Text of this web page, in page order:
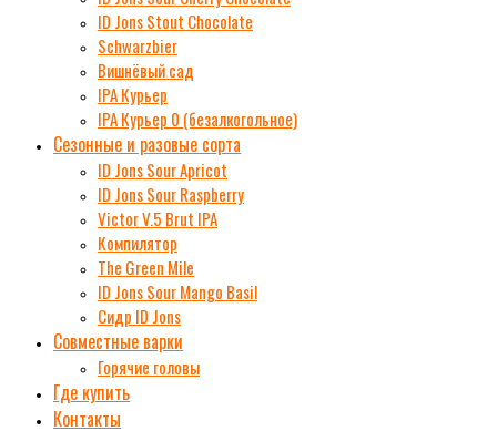
ID Jons Stout Chocolate
Schwarzbier
Вишнёвый сад
IPA Курьер
IPA Курьер 0 (безалкогольное)
Сезонные и разовые сорта
ID Jons Sour Аpricot
ID Jons Sour Raspberry
Victor V.5 Brut IPA
Компилятор
The Green Mile
ID Jons Sour Мango Basil
Сидр ID Jons
Совместные варки
Горячие головы
Где купить
Контакты